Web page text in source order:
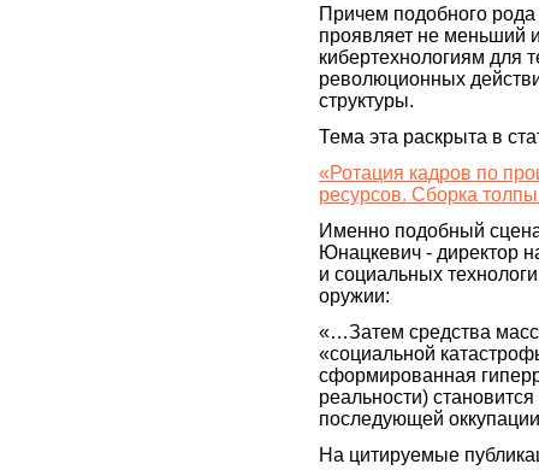
Причем подобного рода
проявляет не меньший
кибертехнологиям для
революционных
структуры.
Тема эта раскрыта в
«Ротация кадров по
ресурсов. Сборка
Именно подобный
Юнацкевич - директор
и социальных
оружии:
«…Затем средства
«социальной
сформированная
реальности)
последующей
На цитируемые